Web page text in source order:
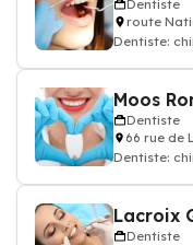
Dentiste
route
Dentiste:
Moos
Dentiste
66 rue de
Dentiste:
Lacroix
Dentiste